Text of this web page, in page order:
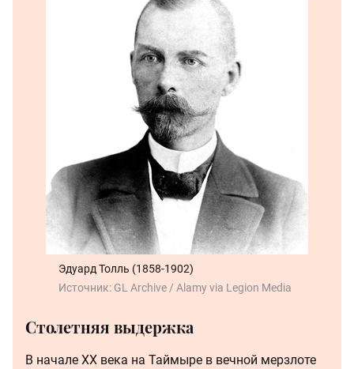
Эдуард Толль (1858-1902)
Источник: GL Archive / Alamy via Legion Media
Столетняя выдержка
В начале ХХ века на Таймыре в вечной мерзлоте